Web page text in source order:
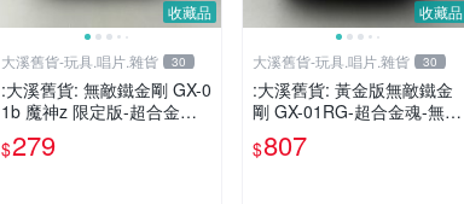
收藏品
大溪舊貨-玩具.唱片.雜貨 30
:大溪舊貨: 無敵鐵金剛 GX-0
1b 魔神z 限定版-超合金魂-
無缺件-品相如圖.現況出售,
$279
收藏品
大溪舊貨-玩具.唱片.雜貨 30
:大溪舊貨: 黃金版無敵鐵金
剛 GX-01RG-超合金魂-無缺
件-品相如圖.現況出售,
$807